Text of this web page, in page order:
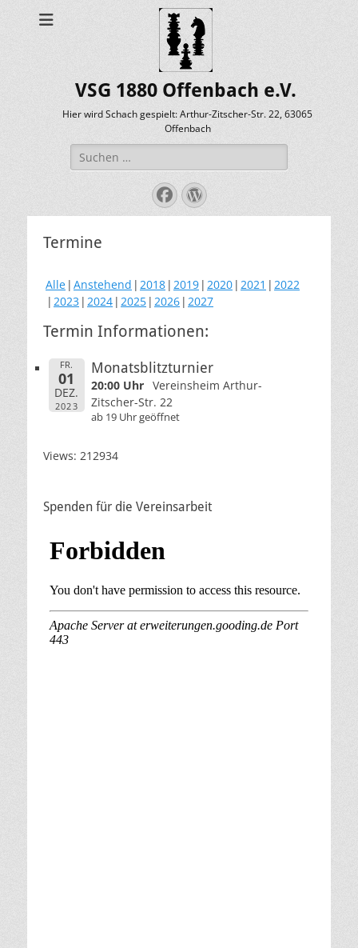
VSG 1880 Offenbach e.V.
Hier wird Schach gespielt: Arthur-Zitscher-Str. 22, 63065
Offenbach
Suche
nach:
Facebook
WordPress
Termine
Alle Anstehend 2018 2019 2020 2021
2022
2023 2024 2025 2026 2027
Termin Informationen:
FR.
01
DEZ.
2023
Monatsblitzturnier
20:00 Uhr Vereinsheim Arthur-
Zitscher-Str. 22
ab 19 Uhr geöffnet
Views: 212934
Spenden für die Vereinsarbeit